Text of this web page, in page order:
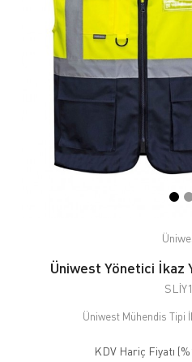
Üniwest Yönetici İkaz
Üniwest Mühendis Tipi
KDV Hariç Fiyatı (